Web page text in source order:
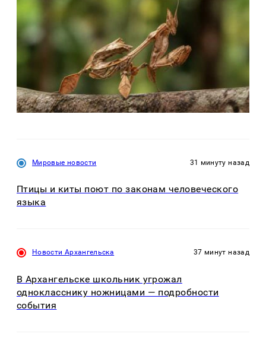
Мировые новости 31 минуту назад
Птицы и киты поют по законам человеческого
языка
Новости Архангельска 37 минут назад
В Архангельске школьник угрожал
однокласснику ножницами — подробности
события